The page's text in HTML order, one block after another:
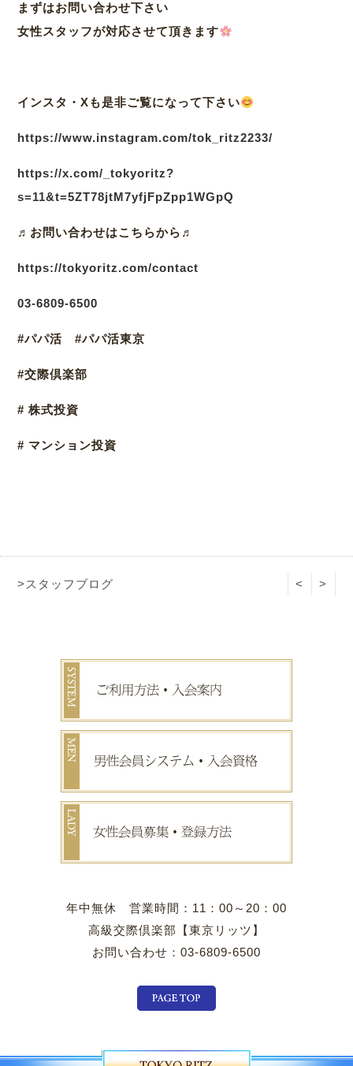
まずはお問い合わせ下さい
女性スタッフが対応させて頂きます
インスタ・Xも是非ご覧になって下さい
https://www.instagram.com/tok_ritz2233/
https://x.com/_tokyoritz?
s=11&t=5ZT78jtM7yfjFpZpp1WGpQ
♬ お問い合わせはこちらから♬
https://tokyoritz.com/contact
03-6809-6500
#パパ活 #パパ活東京
#交際倶楽部
# 株式投資
# マンション投資
>スタッフブログ < >
年中無休 営業時間：11：00～20：00
高級交際倶楽部【東京リッツ】
お問い合わせ：03-6809-6500